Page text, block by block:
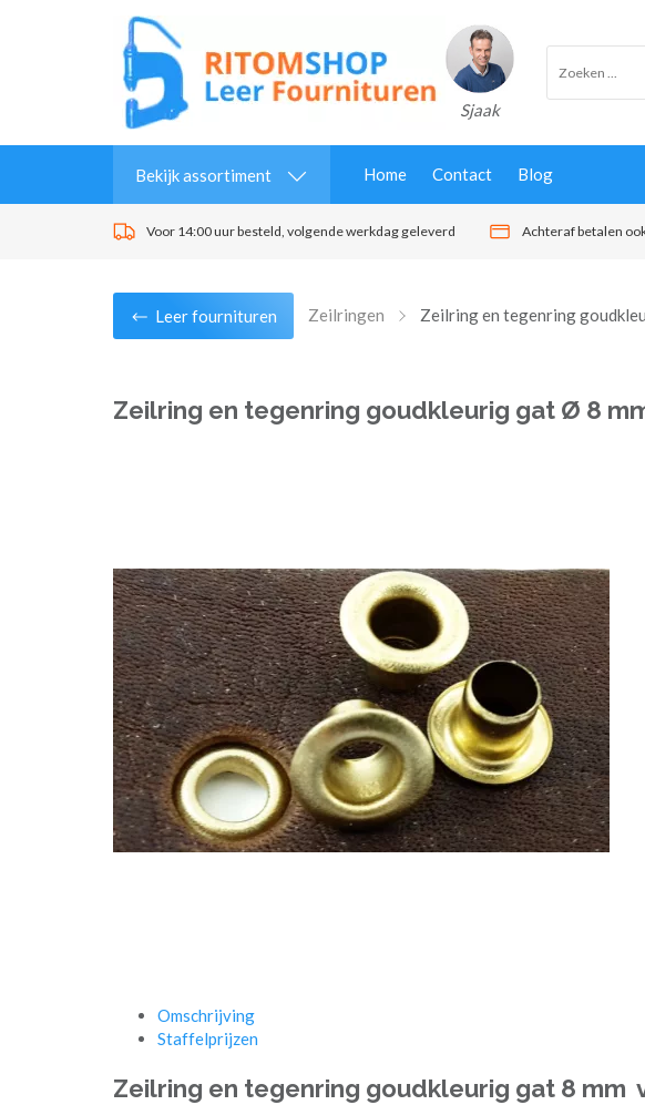
Sjaak
Bekijk assortiment Home Contact Blog
Voor 14:00 uur besteld, volgende werkdag geleverd Achteraf betalen
Leer fournituren Zeilringen Zeilring en tegenring
Zeilring en tegenring goudkleurig gat Ø 8
Omschrijving
Staffelprijzen
Zeilring en tegenring goudkleurig gat 8 mm